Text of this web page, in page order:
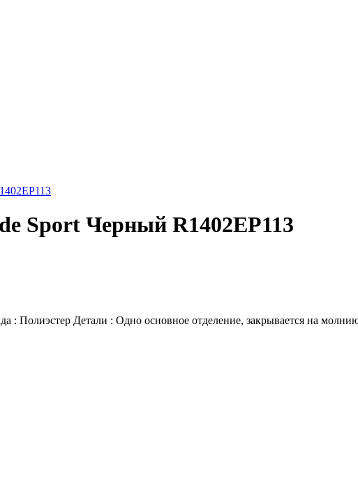
Sport Черный R1402EP113
: Полиэстер Детали : Одно основное отделение, закрывается на